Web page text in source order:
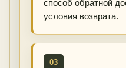
способ обратной
условия возврата.
03